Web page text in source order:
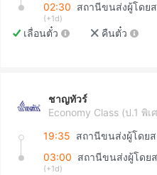
02:30 สถานีขนส่งผู้โดย
(+1d)
เลื่อนตั๋ว คืนตั๋ว
ชาญทัวร์
Economy Class (ป.1 พิเ
19:35
03:00 สถานีขนส่งผู้โดย
(+1d)